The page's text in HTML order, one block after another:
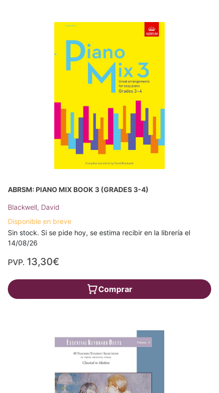
ABRSM: PIANO MIX BOOK 3 (GRADES 3-4)
Blackwell, David
Disponible en breve
Sin stock. Si se pide hoy, se estima recibir en la librería el
14/08/26
PVP. 13,30€
Comprar